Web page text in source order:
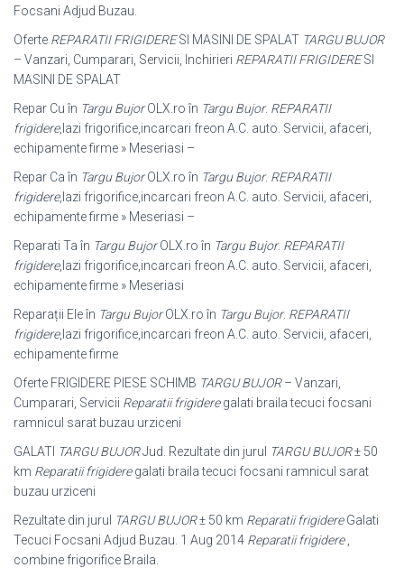
Focsani Adjud Buzau.
Oferte REPARATII FRIGIDERESI MASINI DE SPALAT TARGU BUJOR
– Vanzari, Cumparari, Servicii, Inchirieri REPARATII FRIGIDERESI
MASINI DE SPALAT
Repar Cu în Targu BujorOLX.ro în Targu Bujor. REPARATII
frigidere,lazi frigorifice,incarcari freon A.C. auto. Servicii, afaceri,
echipamente firme » Meseriasi –
Repar Ca în Targu BujorOLX.ro în Targu Bujor. REPARATII
frigidere,lazi frigorifice,incarcari freon A.C. auto. Servicii, afaceri,
echipamente firme » Meseriasi –
Reparati Ta în Targu BujorOLX.ro în Targu Bujor. REPARATII
frigidere,lazi frigorifice,incarcari freon A.C. auto. Servicii, afaceri,
echipamente firme » Meseriasi
Reparații Ele în Targu BujorOLX.ro în Targu Bujor. REPARATII
frigidere,lazi frigorifice,incarcari freon A.C. auto. Servicii, afaceri,
echipamente firme
Oferte FRIGIDERE PIESE SCHIMB TARGU BUJOR– Vanzari,
Cumparari, Servicii Reparatii frigideregalati braila tecuci focsani
ramnicul sarat buzau urziceni
GALATI TARGU BUJORJud. Rezultate din jurul TARGU BUJOR± 50
km Reparatii frigideregalati braila tecuci focsani ramnicul sarat
buzau urziceni
Rezultate din jurul TARGU BUJOR± 50 km Reparatii frigidereGalati
Tecuci Focsani Adjud Buzau. 1 Aug 2014 Reparatii frigidere,
combine frigorifice Braila.